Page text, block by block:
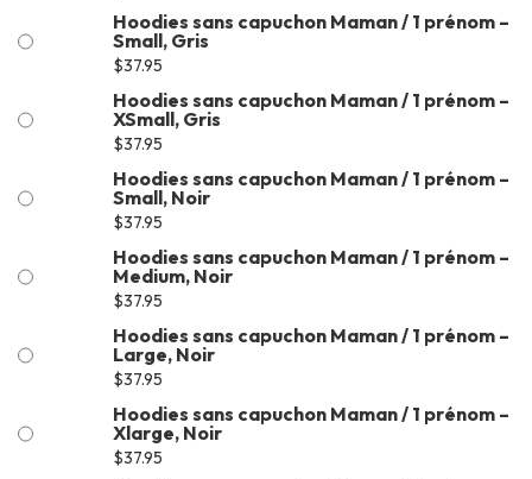
Hoodies sans capuchon Maman / 1 prénom –
Small, Gris
$37.95
Hoodies sans capuchon Maman / 1 prénom –
XSmall, Gris
$37.95
Hoodies sans capuchon Maman / 1 prénom –
Small, Noir
$37.95
Hoodies sans capuchon Maman / 1 prénom –
Medium, Noir
$37.95
Hoodies sans capuchon Maman / 1 prénom –
Large, Noir
$37.95
Hoodies sans capuchon Maman / 1 prénom –
Xlarge, Noir
$37.95